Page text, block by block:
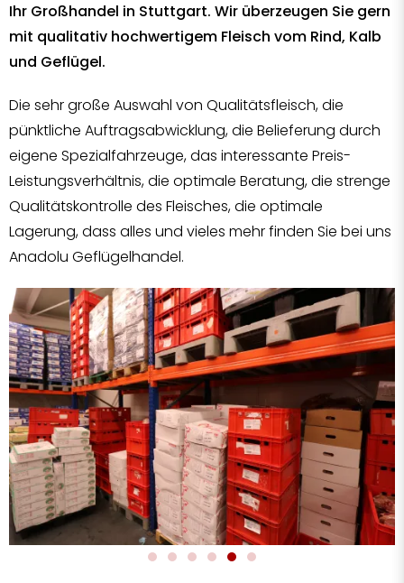
Ihr Großhandel in Stuttgart. Wir überzeugen Sie gern
mit qualitativ hochwertigem Fleisch vom Rind, Kalb
und Geflügel.
Die sehr große Auswahl von Qualitätsfleisch, die
pünktliche Auftragsabwicklung, die Belieferung durch
eigene Spezialfahrzeuge, das interessante Preis-
Leistungsverhältnis, die optimale Beratung, die strenge
Qualitätskontrolle des Fleisches, die optimale
Lagerung, dass alles und vieles mehr finden Sie bei uns
Anadolu Geflügelhandel.